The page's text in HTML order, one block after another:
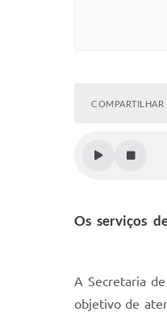
COMPARTILHAR
Os serviços
A Secretaria
objetivo de